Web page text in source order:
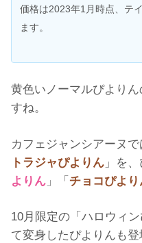
価格は2023年1月時点、テ
ます。
黄色いノーマルぴより
すね。
カフェジャンシアーヌ
トラジャぴよりん 」を
よりん 」「 チョコぴより
10月限定の「ハロウィ
て変身したぴよりんも登